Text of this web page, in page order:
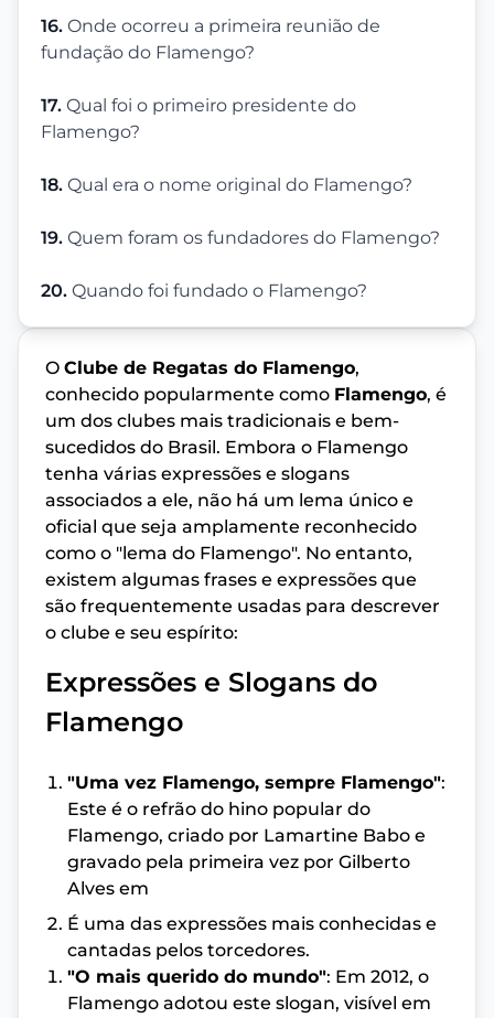
16. Onde ocorreu a primeira reunião de
fundação do Flamengo?
17. Qual foi o primeiro presidente do
Flamengo?
18. Qual era o nome original do Flamengo?
19. Quem foram os fundadores do Flamengo?
20. Quando foi fundado o Flamengo?
O Clube de Regatas do Flamengo,
conhecido popularmente como Flamengo, é
um dos clubes mais tradicionais e bem-
sucedidos do Brasil. Embora o Flamengo
tenha várias expressões e slogans
associados a ele, não há um lema único e
oficial que seja amplamente reconhecido
como o "lema do Flamengo". No entanto,
existem algumas frases e expressões que
são frequentemente usadas para descrever
o clube e seu espírito:
Expressões e Slogans do
Flamengo
"Uma vez Flamengo, sempre Flamengo":
Este é o refrão do hino popular do
Flamengo, criado por Lamartine Babo e
gravado pela primeira vez por Gilberto
Alves em
É uma das expressões mais conhecidas e
cantadas pelos torcedores.
"O mais querido do mundo": Em 2012, o
Flamengo adotou este slogan, visível em